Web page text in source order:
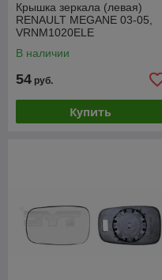
Крышка зеркала (левая)
RENAULT MEGANE 03-05,
VRNM1020ELE
В наличии
54 руб.
Купить